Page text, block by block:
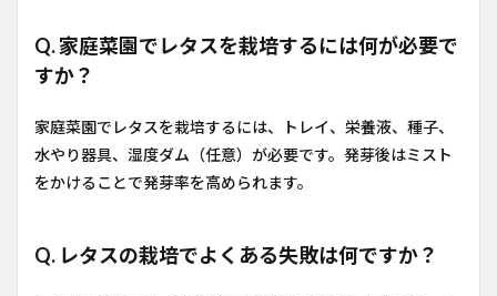
Q. 家庭菜園でレタスを栽培するには何が必要で
すか？
家庭菜園でレタスを栽培するには、トレイ、栄養液、種子、
水やり器具、湿度ダム（任意）が必要です。発芽後はミスト
をかけることで発芽率を高められます。
Q. レタスの栽培でよくある失敗は何ですか？